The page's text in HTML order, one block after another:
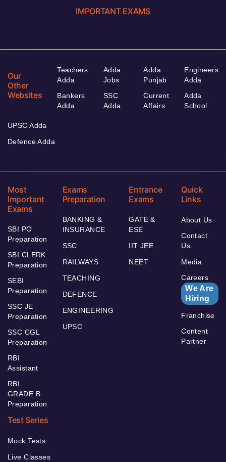
IMPORTANT EXAMS
Our
Other
Websites
Teachers
Adda
Bankers
Adda
Adda
Jobs
SSC
Adda
Adda
Punjab
Current
Affairs
Engineers
Adda
Adda
School
UPSC Adda
Defence Adda
Most
Important
Exams
SBI PO
Preparation
SBI CLERK
Preparation
SEBI
Preparation
SSC JE
Preparation
SSC CGL
Preparation
RBI
Assistant
RBI
GRADE B
Preparation
Exams
Preparation
BANKING &
INSURANCE
SSC
RAILWAYS
TEACHING
DEFENCE
ENGINEERING
UPSC
Entrance
Exams
GATE &
ESE
IIT JEE
NEET
Quick
Links
About Us
Contact
Us
Media
Careers
We Are
Hiring
Franchise
Content
Partner
Test Series
Mock Tests
Live Classes